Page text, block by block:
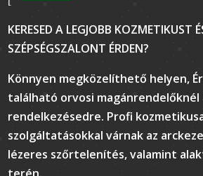
KERESED A LEGJOBB KOZMETIKUST
SZÉPSÉGSZALONT ÉRDEN?
Könnyen megközelíthető helyen,
található orvosi magánrendelőknél
rendelkezésedre. Profi
szolgáltatásokkal várnak az
lézeres szőrtelenítés, valamint